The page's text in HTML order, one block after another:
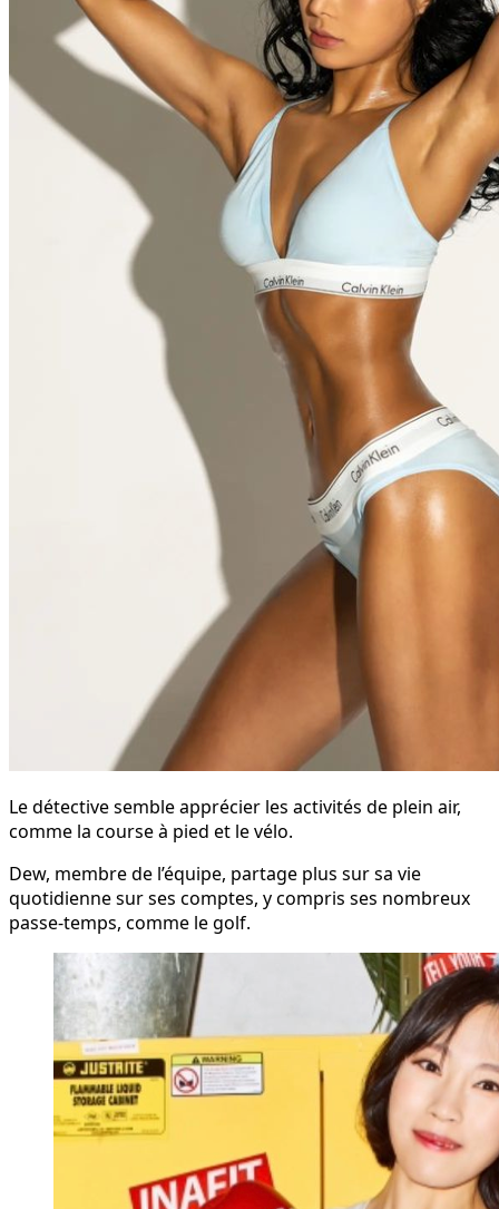
Le détective semble apprécier les activités de plein air,
comme la course à pied et le vélo.
Dew, membre de l’équipe, partage plus sur sa vie
quotidienne sur ses comptes, y compris ses nombreux
passe-temps, comme le golf.